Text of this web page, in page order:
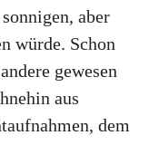
aber
würde. Schon
gewesen
aus
dem